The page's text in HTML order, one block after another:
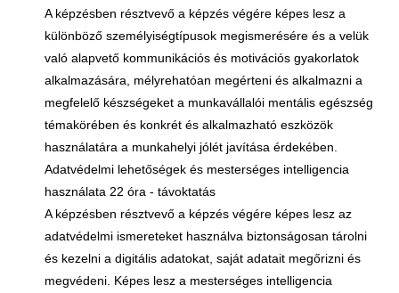
A képzésben résztvevő a képzés végére képes lesz a
különböző személyiségtípusok megismerésére és a velük
való alapvető kommunikációs és motivációs gyakorlatok
alkalmazására, mélyrehatóan megérteni és alkalmazni a
megfelelő készségeket a munkavállalói mentális egészség
témakörében és konkrét és alkalmazható eszközök
használatára a munkahelyi jólét javítása érdekében.
Adatvédelmi lehetőségek és mesterséges intelligencia
használata 22 óra - távoktatás
A képzésben résztvevő a képzés végére képes lesz az
adatvédelmi ismereteket használva biztonságosan tárolni
és kezelni a digitális adatokat, saját adatait megőrizni és
megvédeni. Képes lesz a mesterséges intelligencia